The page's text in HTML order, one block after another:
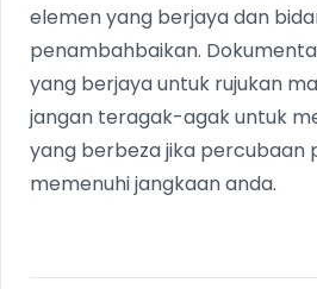
elemen yang berjaya dan
penambahbaikan.
yang berjaya untuk rujukan
jangan teragak-agak untuk
yang berbeza jika percubaan
memenuhi jangkaan anda.